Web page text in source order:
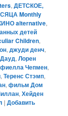
,ДЕТСКОЕ,
Monthly
alternative,
детей
Children,
,джуди денч,
,Лорен
Чепмен,
,Теренс Стэмп,
,фильм Дом
,Хейден
|Добавить